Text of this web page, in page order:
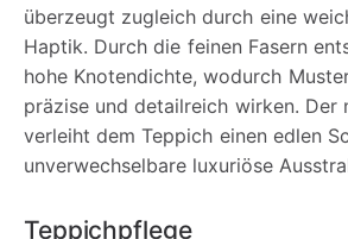
überzeugt zugleich durch eine
Haptik. Durch die feinen Fasern
hohe Knotendichte, wodurch
präzise und detailreich wirken. Der
verleiht dem Teppich einen edlen
unverwechselbare luxuriöse
Teppichpflege